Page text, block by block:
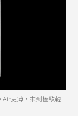
Air更薄，來到極致輕